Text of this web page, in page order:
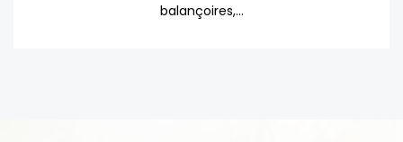
balançoires,...